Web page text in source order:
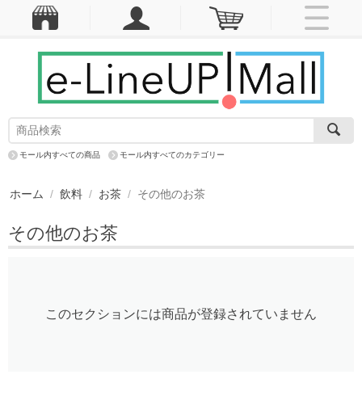
モール内すべての商品 モール内すべてのカテゴリー
ホーム / 飲料 / お茶 / その他のお茶
その他のお茶
このセクションには商品が登録されていません